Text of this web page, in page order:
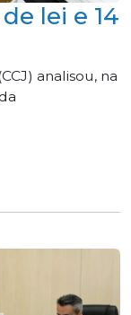
lei e 14
analisou, na